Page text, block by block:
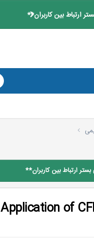
ارتباط بین کاربران**
ارتباط بین کاربران**
Application of